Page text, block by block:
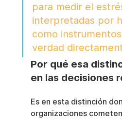
para medir el
interpretadas por
como
verdad
Por qué esa
en las decisiones
Es en esta distinción
organizaciones